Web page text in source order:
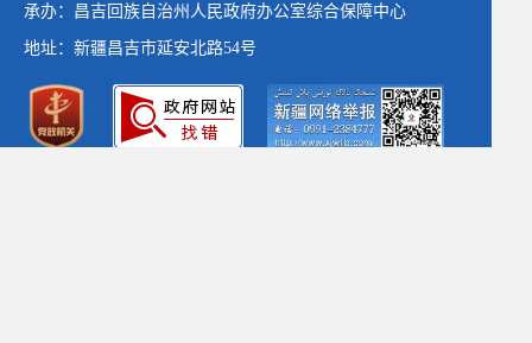
承办：昌吉回族自治州人民政府办公室综合保障中心
地址：新疆昌吉市延安北路54号